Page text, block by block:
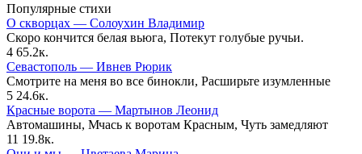
Популярные стихи
О скворцах — Солоухин Владимир
Скоро кончится белая вьюга, Потекут голубые ручьи.
4 65.2к.
Севастополь — Ивнев Рюрик
Смотрите на меня во все бинокли, Расширьте изумленные
5 24.6к.
Красные ворота — Мартынов Леонид
Автомашины, Мчась к воротам Красным, Чуть замедляют
11 19.8к.